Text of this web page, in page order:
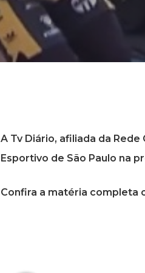
A Tv Diário, afiliada da
Esportivo de São Paulo na
Confira a matéria completa